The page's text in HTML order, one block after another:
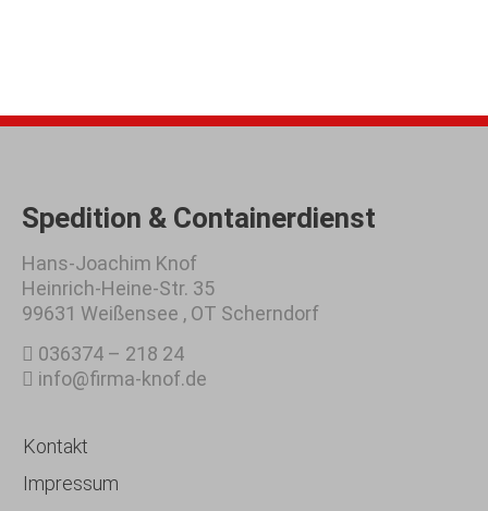
Spedition & Containerdienst
Hans-Joachim Knof
Heinrich-Heine-Str. 35
99631 Weißensee , OT Scherndorf
036374 – 218 24
info@firma-knof.de
Kontakt
Impressum